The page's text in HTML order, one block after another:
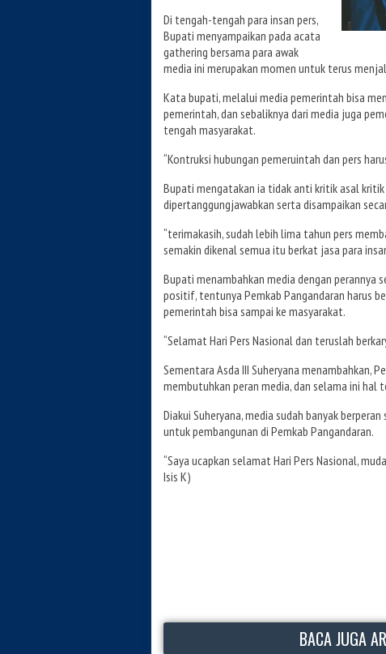
Di tengah-tengah para insan pers,
Bupati menyampaikan pada acata
gathering bersama para awak
media ini merupakan momen untuk terus
Kata bupati, melalui media pemerintah bisa
pemerintah, dan sebaliknya dari media juga
tengah masyarakat.
“Kontruksi hubungan pemeruintah dan pers
Bupati mengatakan ia tidak anti kritik asal
dipertanggungjawabkan serta disampaikan
“terimakasih, sudah lebih lima tahun pers
semakin dikenal semua itu berkat jasa para
Bupati menambahkan media dengan perannya
positif, tentunya Pemkab Pangandaran harus
pemerintah bisa sampai ke masyarakat.
“Selamat Hari Pers Nasional dan teruslah
Sementara Asda III Suheryana menambahkan,
membutuhkan peran media, dan selama ini hal
Diakui Suheryana, media sudah banyak
untuk pembangunan di Pemkab Pangandaran.
“Saya ucapkan selamat Hari Pers Nasional,
Isis K)
BACA JUGA